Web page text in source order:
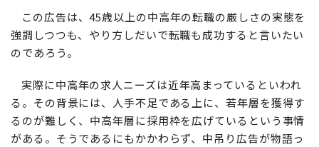
この広告は、45歳以上の中高年の転職の厳しさの実態を
強調しつつも、やり方しだいで転職も成功すると言いたい
のであろう。
実際に中高年の求人ニーズは近年高まっているといわれ
る。その背景には、人手不足である上に、若年層を獲得す
るのが難しく、中高年層に採用枠を広げているという事情
がある。そうであるにもかかわらず、中吊り広告が物語っ